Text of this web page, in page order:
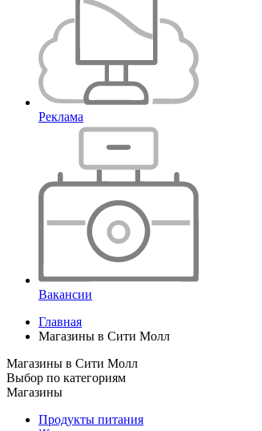
Реклама
Вакансии
Главная
Магазины в Сити Молл
Магазины в Сити Молл
Выбор по категориям
Магазины
Продукты питания